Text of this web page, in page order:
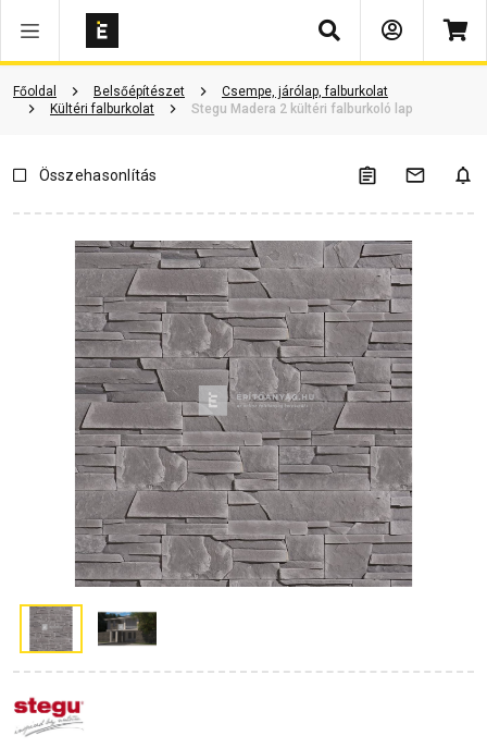
Keresés
Főoldal Belsőépítészet
Csempe, járólap, falburkolat
Kültéri falburkolat
Stegu Madera 2 kültéri falburkoló lap
Vásárlói vélemények Kérdések és válaszok Kapcsolódó cikkek
Összehasonlítás